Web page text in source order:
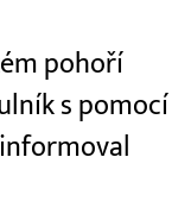
pohoří
s pomocí